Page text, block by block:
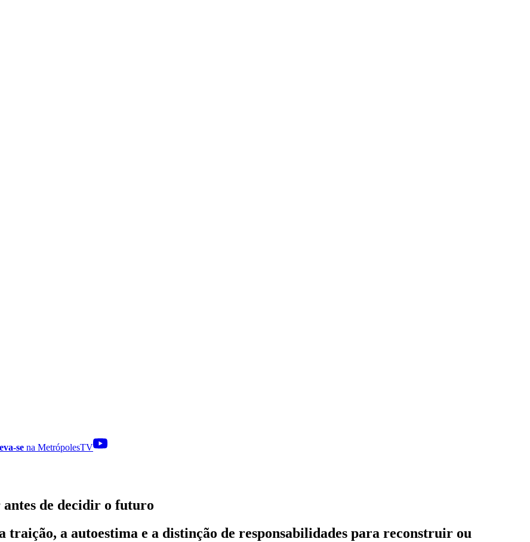
se na MetrópolesTV
de decidir o futuro
a autoestima e a distinção de responsabilidades para reconstruir ou